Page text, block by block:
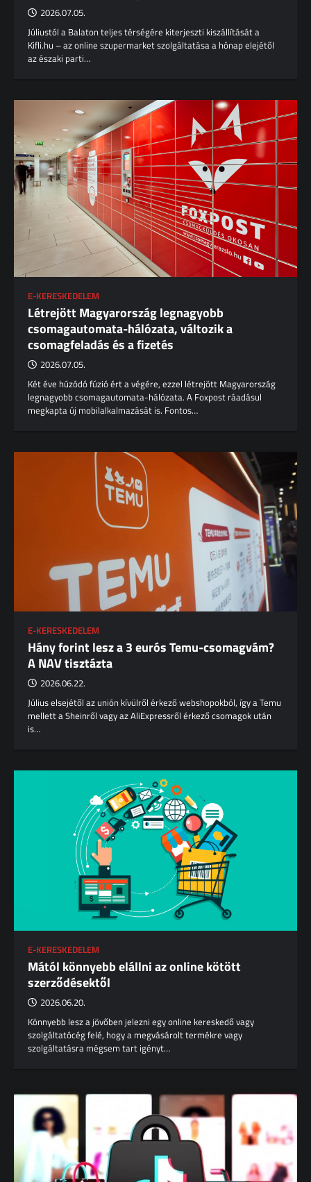
2026.07.05.
Júliustól a Balaton teljes térségére kiterjeszti kiszállítását a
Kifli.hu – az online szupermarket szolgáltatása a hónap elejétől
az északi parti…
E-KERESKEDELEM
Létrejött Magyarország legnagyobb
csomagautomata-hálózata, változik a
csomagfeladás és a fizetés
2026.07.05.
Két éve húzódó fúzió ért a végére, ezzel létrejött Magyarország
legnagyobb csomagautomata-hálózata. A Foxpost ráadásul
megkapta új mobilalkalmazását is. Fontos…
E-KERESKEDELEM
Hány forint lesz a 3 eurós Temu-csomagvám?
A NAV tisztázta
2026.06.22.
Július elsejétől az unión kívülről érkező webshopokból, így a Temu
mellett a Sheinről vagy az AliExpressről érkező csomagok után
is…
E-KERESKEDELEM
Mától könnyebb elállni az online kötött
szerződésektől
2026.06.20.
Könnyebb lesz a jövőben jelezni egy online kereskedő vagy
szolgáltatócég felé, hogy a megvásárolt termékre vagy
szolgáltatásra mégsem tart igényt…